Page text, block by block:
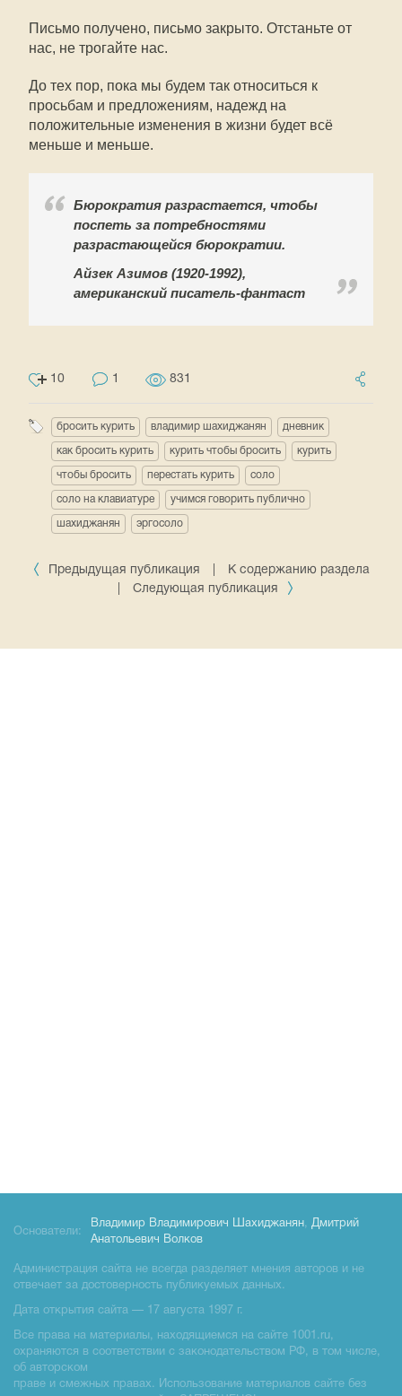
Письмо получено, письмо закрыто. Отстаньте от
нас, не трогайте нас.
До тех пор, пока мы будем так относиться к
просьбам и предложениям, надежд на
положительные изменения в жизни будет всё
меньше и меньше.
Бюрократия разрастается, чтобы
поспеть за потребностями
разрастающейся бюрократии.
Айзек Азимов (1920-1992),
американский писатель-фантаст
10 1 831
бросить курить владимир шахиджанян дневник
как бросить курить курить чтобы бросить курить
чтобы бросить перестать курить соло
соло на клавиатуре учимся говорить публично
шахиджанян эргосоло
Предыдущая публикация
К содержанию раздела
Следующая публикация
Основатели:
Владимир Владимирович Шахиджанян, Дмитрий
Анатольевич Волков
Администрация сайта не всегда разделяет мнения авторов и не
отвечает за достоверность публикуемых данных.
Дата открытия сайта — 17 августа 1997 г.
Все права на материалы, находящиемся на сайте 1001.ru,
охраняются в соответствии с законодательством РФ, в том числе,
об авторском
праве и смежных правах. Использование материалов сайте без